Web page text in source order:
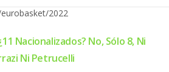
Nacionalizados? No, Sólo 8, Ni
Ni Petrucelli